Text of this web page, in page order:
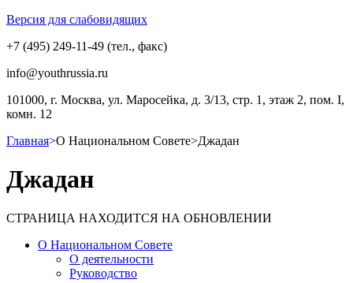
Версия для слабовидящих
+7 (495) 249-11-49 (тел., факс)
info@youthrussia.ru
101000, г. Москва, ул. Маросейка, д. 3/13, стр. 1, этаж 2, пом. I,
комн. 12
Главная>О Национальном Совете>Джадан
Джадан
СТРАНИЦА НАХОДИТСЯ НА ОБНОВЛЕНИИ
О Национальном Совете
О деятельности
Руководство